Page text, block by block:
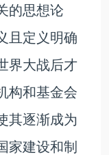
的思想论
且定义明确
界大战后才
构和基金会
其逐渐成为
家建设和制